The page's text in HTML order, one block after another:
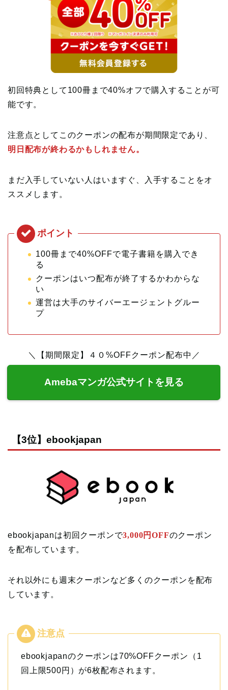
初回特典として100冊まで40%オフで購入することが可
能です。
注意点としてこのクーポンの配布が期間限定であり、
明日配布が終わるかもしれません。
まだ入手していない人はいますぐ、入手することをオ
ススメします。
100冊まで40%OFFで電子書籍を購入でき
る
クーポンはいつ配布が終了するかわからな
い
運営は大手のサイバーエージェントグルー
プ
＼【期間限定】４０%OFFクーポン配布中／
Amebaマンガ公式サイトを見る
【3位】ebookjapan
ebookjapanは初回クーポンで3,000円OFFのクーポン
を配布しています。
それ以外にも週末クーポンなど多くのクーポンを配布
しています。
ebookjapanのクーポンは70%OFFクーポン（1
回上限500円）が6枚配布されます。